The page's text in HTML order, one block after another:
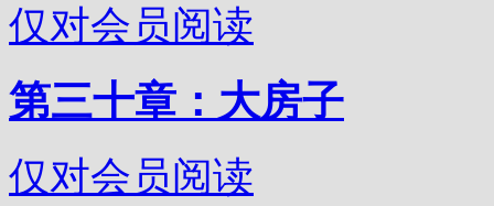
仅对会员阅读
第三十章：大房子
仅对会员阅读